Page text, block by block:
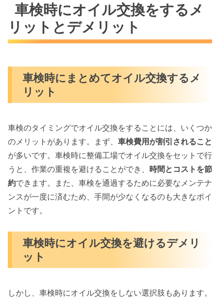
車検時にオイル交換をするメ
リットとデメリット
車検時にまとめてオイル交換するメ
リット
車検のタイミングでオイル交換をすることには、いくつか
のメリットがあります。まず、 車検費用が割引されること
が多いです。車検時に整備工場でオイル交換をセットで行
うと、作業の重複を避けることができ、 時間とコストを節
約できます。また、車検を通過するために必要なメンテナ
ンスが一度に済むため、手間が少なくなるのも大きなポイ
ントです。
車検時にオイル交換を避けるデメリ
ット
しかし、車検時にオイル交換をしない選択肢もあります。